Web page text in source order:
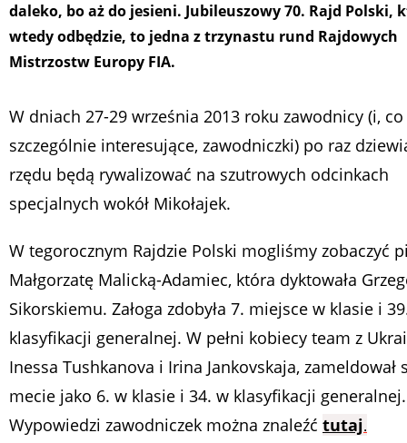
daleko, bo aż do jesieni. Jubileuszowy 70. Rajd Polski,
wtedy odbędzie, to jedna z trzynastu rund Rajdowych
Mistrzostw Europy FIA.
W dniach 27-29 września 2013 roku zawodnicy (i,
szczególnie interesujące, zawodniczki) po raz
rzędu będą rywalizować na szutrowych odcinkach
specjalnych wokół Mikołajek.
W tegorocznym Rajdzie Polski mogliśmy zobaczyć
Małgorzatę Malicką-Adamiec, która dyktowała
Sikorskiemu. Załoga zdobyła 7. miejsce w klasie i
klasyfikacji generalnej. W pełni kobiecy team z
Inessa Tushkanova i Irina Jankovskaja, zameldował
mecie jako 6. w klasie i 34. w klasyfikacji generalnej.
Wypowiedzi zawodniczek można znaleźć tutaj.